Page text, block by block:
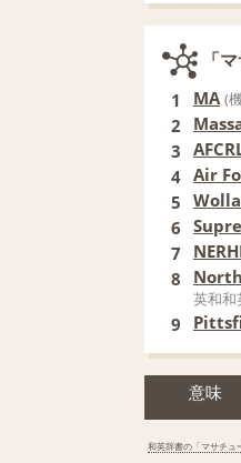
「
1 MA (
2
3
4 Air
5
6
7
8
英和和
9
意味
和英辞書の「マサチュ